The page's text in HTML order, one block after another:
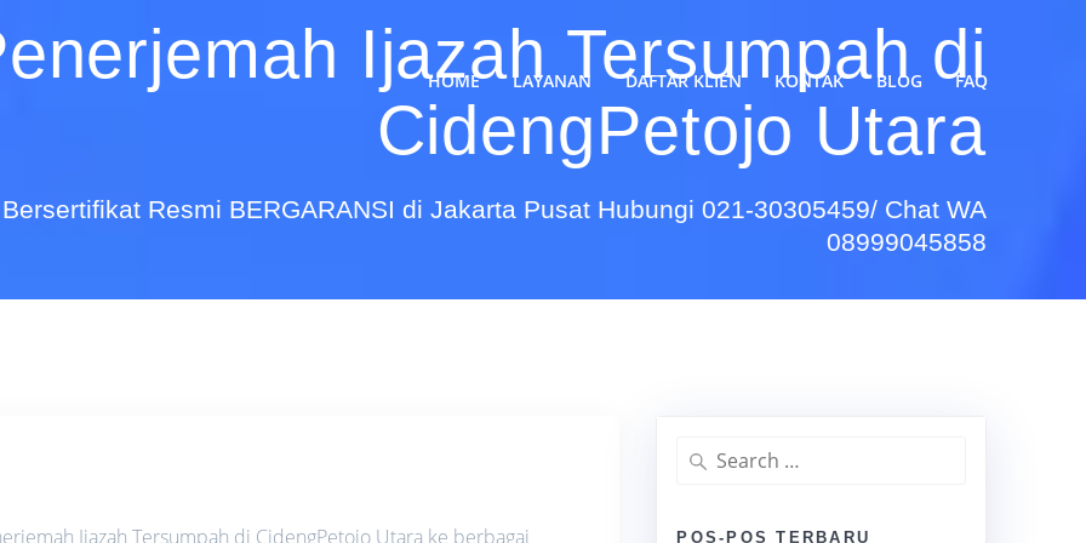
HOME LAYANAN DAFTAR KLIEN KONTAK BLOG FAQ
Ijazah Tersumpah di
CidengPetojo Utara
Resmi BERGARANSI di Jakarta Pusat Hubungi 021-30305459/ Chat WA
08999045858
Ijazah Tersumpah di CidengPetojo Utara ke berbagai
Search
for:
POS-POS TERBARU